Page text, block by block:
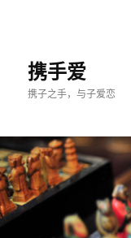
携手爱
携子之手，与子爱恋